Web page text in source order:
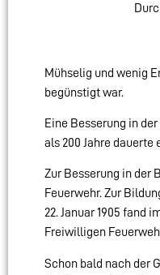
Mühselig und wenig
begünstigt war.
Eine Besserung in
als 200 Jahre
Zur Besserung in der
Feuerwehr. Zur
22. Januar 1905 fand
Freiwilligen
Schon bald nach der